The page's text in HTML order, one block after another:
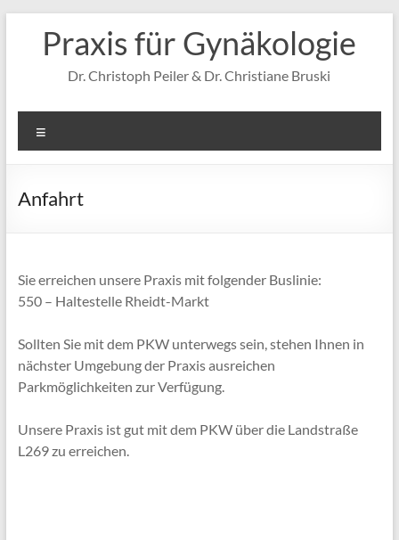
springenPraxis für Gynäkologie
Dr. Christoph Peiler & Dr. Christiane Bruski
Anfahrt
Sie erreichen unsere Praxis mit folgender Buslinie:
550 – Haltestelle Rheidt-Markt
Sollten Sie mit dem PKW unterwegs sein, stehen Ihnen in
nächster Umgebung der Praxis ausreichen
Parkmöglichkeiten zur Verfügung.
Unsere Praxis ist gut mit dem PKW über die Landstraße
L269 zu erreichen.